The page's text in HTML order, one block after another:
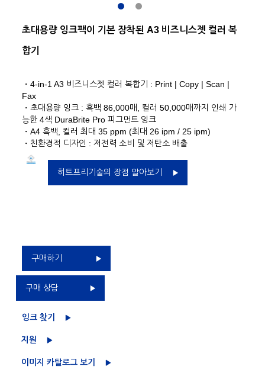
초대용량 잉크팩이 기본 장착된 A3 비즈니스젯 컬러 복
합기
・4-in-1 A3 비즈니스젯 컬러 복합기 : Print | Copy | Scan |
Fax
・초대용량 잉크 : 흑백 86,000매, 컬러 50,000매까지 인쇄 가
능한 4색 DuraBrite Pro 피그먼트 잉크
・A4 흑백, 컬러 최대 35 ppm (최대 26 ipm / 25 ipm)
・친환경적 디자인 : 저전력 소비 및 저탄소 배출
히트프리기술의 장점 알아보기
구매하기
구매 상담
잉크 찾기
지원
이미지 카탈로그 보기